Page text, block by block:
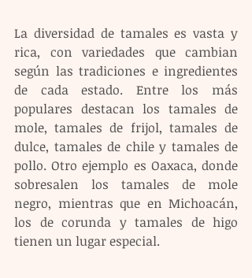
La diversidad de tamales es vasta y
rica, con variedades que cambian
según las tradiciones e ingredientes
de cada estado. Entre los más
populares destacan los tamales de
mole, tamales de frijol, tamales de
dulce, tamales de chile y tamales de
pollo. Otro ejemplo es Oaxaca, donde
sobresalen los tamales de mole
negro, mientras que en Michoacán,
los de corunda y tamales de higo
tienen un lugar especial.